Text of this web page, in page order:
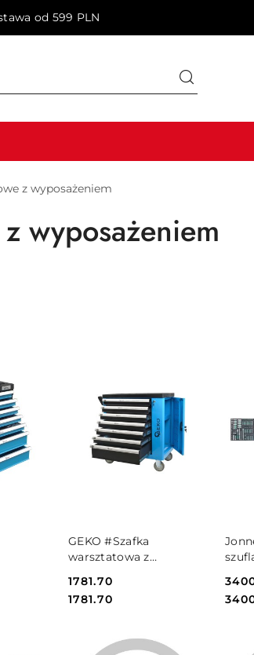
od 599 PLN
z wyposażeniem
wyposażeniem
GEKO #Szafka
warsztatowa z
szuflad (1) G10833
Cena:
1781.70
Cena:
1781.70
NIEDOSTĘPNY